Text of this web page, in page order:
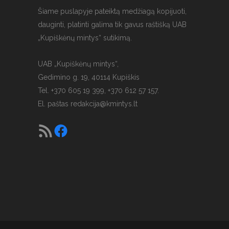
Šiame puslapyje pateiktą medžiagą kopijuoti,
dauginti, platinti galima tik gavus raštišką UAB
„Kupiškėnų mintys“ sutikimą.
UAB „Kupiškėnų mintys“,
Gedimino g. 19, 40114 Kupiškis
Tel. +370 605 19 399, +370 612 57 157.
El. paštas redakcija@kmintys.lt